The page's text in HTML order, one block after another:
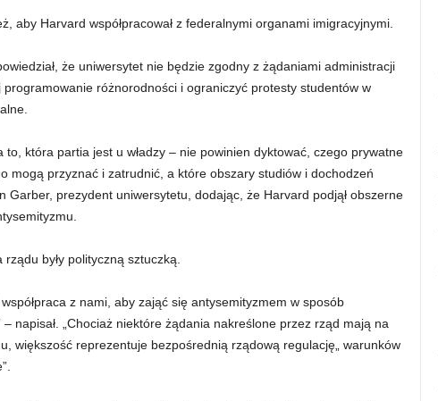
aby Harvard współpracował z federalnymi organami imigracyjnymi.
że uniwersytet nie będzie zgodny z żądaniami administracji
różnorodności i ograniczyć protesty studentów w
to, która partia jest u władzy – nie powinien dyktować, czego prywatne
mogą przyznać i zatrudnić, a które obszary studiów i dochodzeń
Garber, prezydent uniwersytetu, dodając, że Harvard podjął obszerne
były polityczną sztuczką.
z nami, aby zająć się antysemityzmem w sposób
napisał. „Chociaż niektóre żądania nakreślone przez rząd mają na
większość reprezentuje bezpośrednią rządową regulację„ warunków